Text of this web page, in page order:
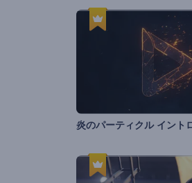
炎のパーティクル イント